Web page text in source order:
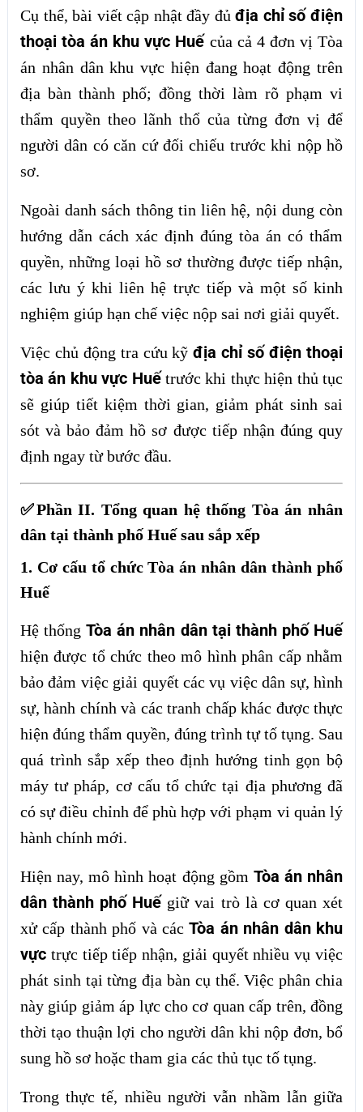
Cụ thể, bài viết cập nhật đầy đủđịa chỉ số điện
thoại tòa án khu vực Huế của cả 4 đơn vị Tòa
án nhân dân khu vực hiện đang hoạt động trên
địa bàn thành phố; đồng thời làm rõ phạm vi
thẩm quyền theo lãnh thổ của từng đơn vị để
người dân có căn cứ đối chiếu trước khi nộp hồ
sơ.
Ngoài danh sách thông tin liên hệ, nội dung còn
hướng dẫn cách xác định đúng tòa án có thẩm
quyền, những loại hồ sơ thường được tiếp nhận,
các lưu ý khi liên hệ trực tiếp và một số kinh
nghiệm giúp hạn chế việc nộp sai nơi giải quyết.
Việc chủ động tra cứu kỹđịa chỉ số điện thoại
tòa án khu vực Huếtrước khi thực hiện thủ tục
sẽ giúp tiết kiệm thời gian, giảm phát sinh sai
sót và bảo đảm hồ sơ được tiếp nhận đúng quy
định ngay từ bước đầu.
✅Phần II. Tổng quan hệ thống Tòa án nhân
dân tại thành phố Huế sau sắp xếp
1. Cơ cấu tổ chức Tòa án nhân dân thành phố
Huế
Hệ thốngTòa án nhân dân tại thành phố Huế
hiện được tổ chức theo mô hình phân cấp nhằm
bảo đảm việc giải quyết các vụ việc dân sự, hình
sự, hành chính và các tranh chấp khác được thực
hiện đúng thẩm quyền, đúng trình tự tố tụng. Sau
quá trình sắp xếp theo định hướng tinh gọn bộ
máy tư pháp, cơ cấu tổ chức tại địa phương đã
có sự điều chỉnh để phù hợp với phạm vi quản lý
hành chính mới.
Hiện nay, mô hình hoạt động gồm Tòa án nhân
dân thành phố Huế giữ vai trò là cơ quan xét
xử cấp thành phố và cácTòa án nhân dân khu
vựctrực tiếp tiếp nhận, giải quyết nhiều vụ việc
phát sinh tại từng địa bàn cụ thể. Việc phân chia
này giúp giảm áp lực cho cơ quan cấp trên, đồng
thời tạo thuận lợi cho người dân khi nộp đơn, bổ
sung hồ sơ hoặc tham gia các thủ tục tố tụng.
Trong thực tế, nhiều người vẫn nhầm lẫn giữa